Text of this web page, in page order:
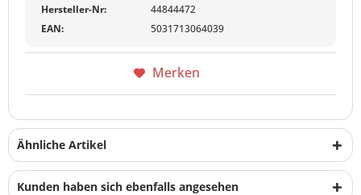
Hersteller-Nr:
44844472
EAN:
5031713064039
Merken
Ähnliche Artikel
Kunden haben sich ebenfalls angesehen